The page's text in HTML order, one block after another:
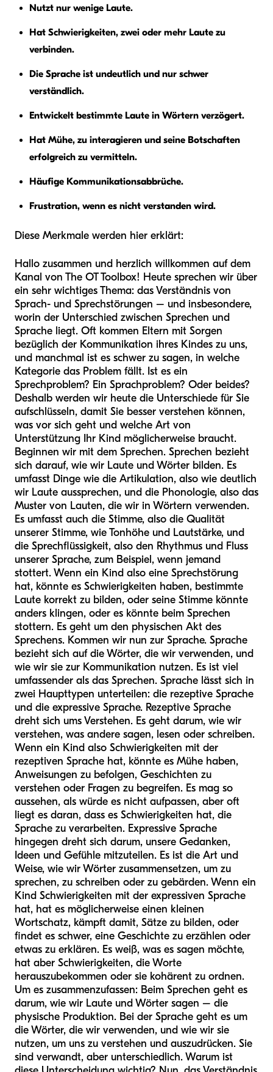
Nutzt nur wenige Laute.
Hat Schwierigkeiten, zwei oder mehr Laute zu
verbinden.
Die Sprache ist undeutlich und nur schwer
verständlich.
Entwickelt bestimmte Laute in Wörtern verzögert.
Hat Mühe, zu interagieren und seine Botschaften
erfolgreich zu vermitteln.
Häufige Kommunikationsabbrüche.
Frustration, wenn es nicht verstanden wird.
Diese Merkmale werden hier erklärt:
Hallo zusammen und herzlich willkommen auf dem
Kanal von The OT Toolbox! Heute sprechen wir über
ein sehr wichtiges Thema: das Verständnis von
Sprach- und Sprechstörungen – und insbesondere,
worin der Unterschied zwischen Sprechen und
Sprache liegt. Oft kommen Eltern mit Sorgen
bezüglich der Kommunikation ihres Kindes zu uns,
und manchmal ist es schwer zu sagen, in welche
Kategorie das Problem fällt. Ist es ein
Sprechproblem? Ein Sprachproblem? Oder beides?
Deshalb werden wir heute die Unterschiede für Sie
aufschlüsseln, damit Sie besser verstehen können,
was vor sich geht und welche Art von
Unterstützung Ihr Kind möglicherweise braucht.
Beginnen wir mit dem Sprechen. Sprechen bezieht
sich darauf, wie wir Laute und Wörter bilden. Es
umfasst Dinge wie die Artikulation, also wie deutlich
wir Laute aussprechen, und die Phonologie, also das
Muster von Lauten, die wir in Wörtern verwenden.
Es umfasst auch die Stimme, also die Qualität
unserer Stimme, wie Tonhöhe und Lautstärke, und
die Sprechflüssigkeit, also den Rhythmus und Fluss
unserer Sprache, zum Beispiel, wenn jemand
stottert. Wenn ein Kind also eine Sprechstörung
hat, könnte es Schwierigkeiten haben, bestimmte
Laute korrekt zu bilden, oder seine Stimme könnte
anders klingen, oder es könnte beim Sprechen
stottern. Es geht um den physischen Akt des
Sprechens. Kommen wir nun zur Sprache. Sprache
bezieht sich auf die Wörter, die wir verwenden, und
wie wir sie zur Kommunikation nutzen. Es ist viel
umfassender als das Sprechen. Sprache lässt sich in
zwei Haupttypen unterteilen: die rezeptive Sprache
und die expressive Sprache. Rezeptive Sprache
dreht sich ums Verstehen. Es geht darum, wie wir
verstehen, was andere sagen, lesen oder schreiben.
Wenn ein Kind also Schwierigkeiten mit der
rezeptiven Sprache hat, könnte es Mühe haben,
Anweisungen zu befolgen, Geschichten zu
verstehen oder Fragen zu begreifen. Es mag so
aussehen, als würde es nicht aufpassen, aber oft
liegt es daran, dass es Schwierigkeiten hat, die
Sprache zu verarbeiten. Expressive Sprache
hingegen dreht sich darum, unsere Gedanken,
Ideen und Gefühle mitzuteilen. Es ist die Art und
Weise, wie wir Wörter zusammensetzen, um zu
sprechen, zu schreiben oder zu gebärden. Wenn ein
Kind Schwierigkeiten mit der expressiven Sprache
hat, hat es möglicherweise einen kleinen
Wortschatz, kämpft damit, Sätze zu bilden, oder
findet es schwer, eine Geschichte zu erzählen oder
etwas zu erklären. Es weiß, was es sagen möchte,
hat aber Schwierigkeiten, die Worte
herauszubekommen oder sie kohärent zu ordnen.
Um es zusammenzufassen: Beim Sprechen geht es
darum, wie wir Laute und Wörter sagen – die
physische Produktion. Bei der Sprache geht es um
die Wörter, die wir verwenden, und wie wir sie
nutzen, um uns zu verstehen und auszudrücken. Sie
sind verwandt, aber unterschiedlich. Warum ist